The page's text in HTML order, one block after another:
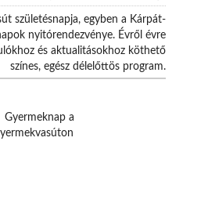
születésnapja, egyben a Kárpát-
nyitórendezvénye. Évről évre
és aktualitásokhoz köthető
színes, egész délelőttös program.